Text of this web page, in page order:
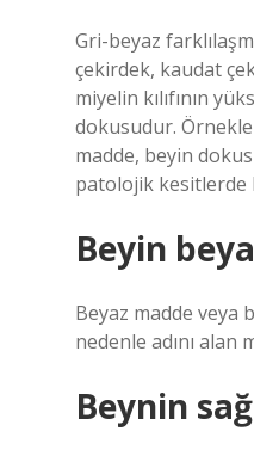
Gri-beyaz
çekirdek, kaudat
miyelin kılıfının
dokusudur.
madde, beyin
patolojik kesitlerde
Beyin
Beyaz madde veya
nedenle adını
Beynin